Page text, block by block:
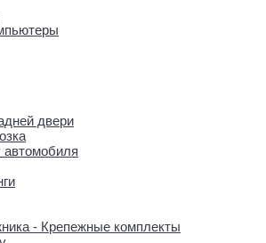
двери
- Крепежные комплекты